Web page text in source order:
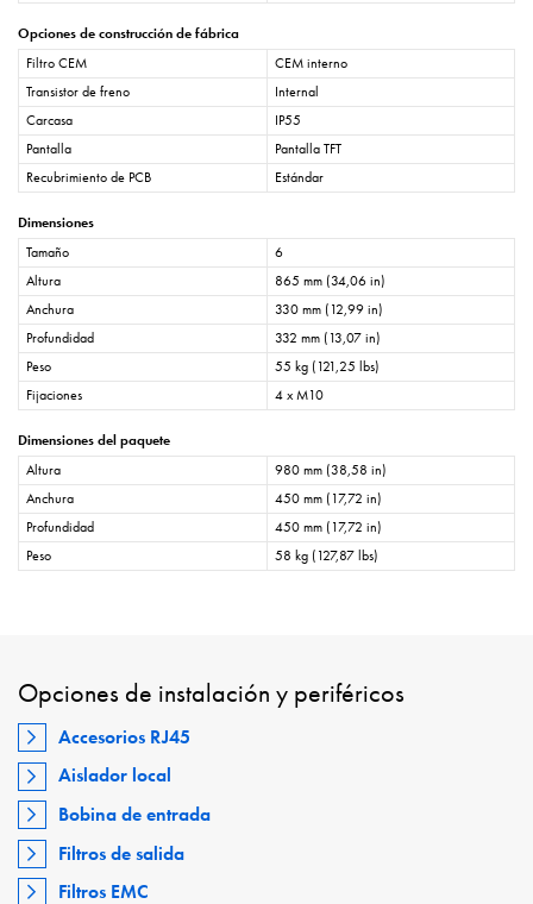
Opciones de construcción de fábrica
Filtro CEM
CEM interno
Transistor de freno
Internal
Carcasa
IP55
Pantalla
Pantalla TFT
Recubrimiento de PCB
Estándar
Dimensiones
Tamaño
6
Altura
865 mm (34,06 in)
Anchura
330 mm (12,99 in)
Profundidad
332 mm (13,07 in)
Peso
55 kg (121,25 lbs)
Fijaciones
4 x M10
Dimensiones del paquete
Altura
980 mm (38,58 in)
Anchura
450 mm (17,72 in)
Profundidad
450 mm (17,72 in)
Peso
58 kg (127,87 lbs)
Opciones de instalación y periféricos
Accesorios RJ45
Aislador local
Bobina de entrada
Filtros de salida
Filtros EMC